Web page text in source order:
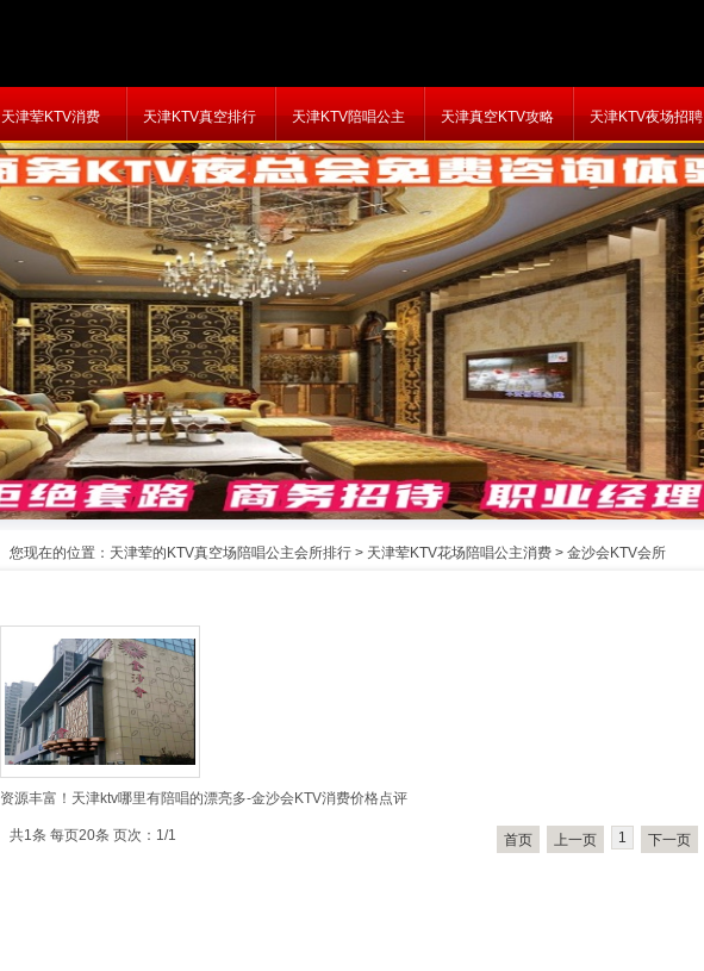
天津荤KTV消费 天津KTV真空排行 天津KTV陪唱公主 天津真空KTV攻略 天津KTV夜场招聘
您现在的位置： 天津荤的KTV真空场陪唱公主会所排行 > 天津荤KTV花场陪唱公主消费 > 金沙会KTV会所
资源丰富！天津ktv哪里有陪唱的漂亮多-金沙会KTV消费价格点评
共1条 每页20条 页次：1/1 首页 上一页 1 下一页